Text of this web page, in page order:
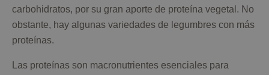
carbohidratos, por su gran aporte de proteína vegetal. No
obstante, hay algunas variedades de legumbres con más
proteínas.
Las proteínas son macronutrientes esenciales para